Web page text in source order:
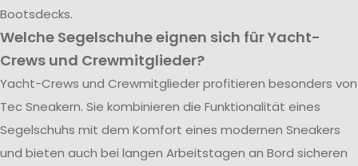
Bootsdecks.
Welche Segelschuhe eignen sich für Yacht-
Crews und Crewmitglieder?
Yacht-Crews und Crewmitglieder profitieren besonders von
Tec Sneakern. Sie kombinieren die Funktionalität eines
Segelschuhs mit dem Komfort eines modernen Sneakers
und bieten auch bei langen Arbeitstagen an Bord sicheren